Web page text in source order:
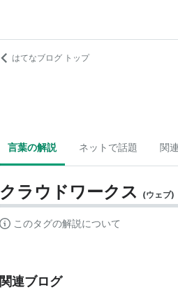
はてなブログ トップ
言葉の解説 ネットで話題 関
クラウドワークス (ウェブ)
このタグの解説について
関連ブログ